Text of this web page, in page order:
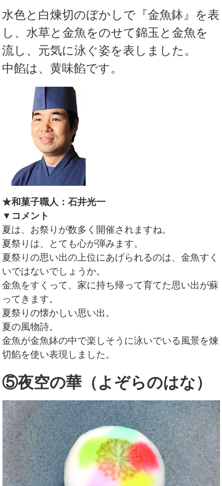
水色と白煉切のぼかしで『金魚鉢』を表
し、水草と金魚をのせて錦玉と金魚を
流し、元気に泳ぐ姿を表しました。
中餡は、黄味餡です。
★和菓子職人：石井光一
▼コメント
夏は、お祭りが数多く開催されますね。
夏祭りは、とても心が弾みます。
夏祭りの思い出の上位にあげられるのは、金魚すく
いではないでしょうか。
金魚をすくって、家に持ち帰って育てた思い出が蘇
ってきます。
夏祭りの懐かしい思い出。
夏の風物詩。
金魚が金魚鉢の中で楽しそうに泳いでいる風景を煉
切餡を使い表現しました。
⑤夜空の華（よぞらのはな）